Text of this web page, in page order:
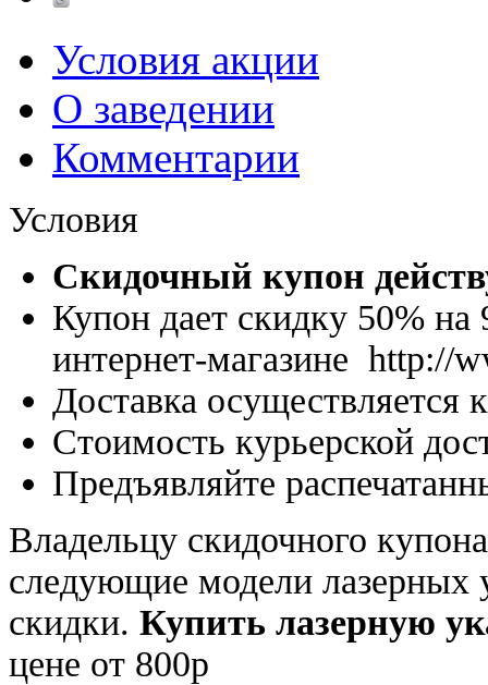
Условия акции
О заведении
Комментарии
Условия
Скидочный купон
Купон дает скидку 50%
интернет-магазине http://
Доставка
Стоимость курьерской
Предъявляйте
Владельцу скидочного
следующие модели лазерных
скидки. Купить лазерную
цене от 800р